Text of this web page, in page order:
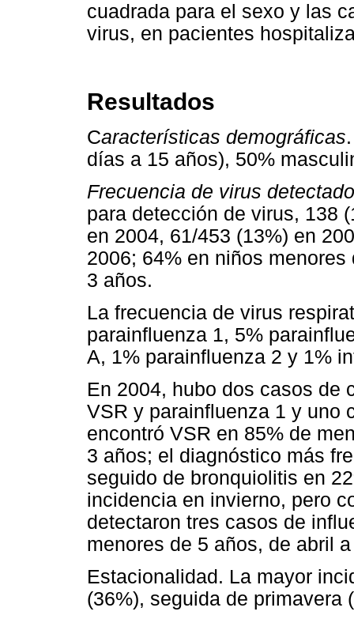
cuadrada para el sexo y las
virus, en pacientes
Resultados
Características demográficas
días a 15 años), 50%
Frecuencia de virus
para detección de virus, 138
en 2004, 61/453 (13%) en
2006; 64% en niños
3 años.
La frecuencia de virus
parainfluenza 1, 5%
A, 1% parainfluenza 2 y 1%
En 2004, hubo dos casos de
VSR y parainfluenza 1 y uno
encontró VSR en 85% de
3 años; el diagnóstico más
seguido de bronquiolitis en
incidencia en invierno, pero
detectaron tres casos de
menores de 5 años, de abril
Estacionalidad. La mayor
(36%), seguida de primavera